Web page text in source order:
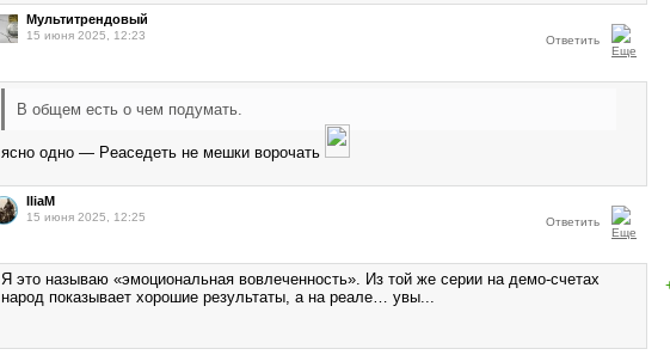
Мультитрендовый
15 июня 2025, 12:23 Ответить
В общем есть о чем подумать.
ясно одно — Peaceдеть не мешки ворочать
IliaM
15 июня 2025, 12:25 Ответить
Я это называю «эмоциональная вовлеченность». Из той же серии на демо-счетах
народ показывает хорошие результаты, а на реале… увы...